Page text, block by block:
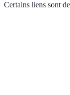
Certains liens sont